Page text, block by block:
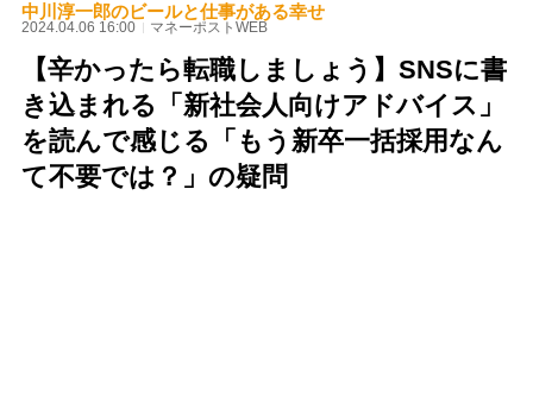
中川淳一郎のビールと仕事がある幸せ
2024.04.06 16:00 マネーポストWEB
【辛かったら転職しましょう】SNSに書
き込まれる「新社会人向けアドバイス」
を読んで感じる「もう新卒一括採用なん
て不要では？」の疑問